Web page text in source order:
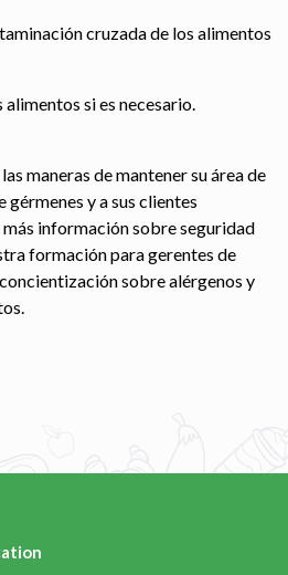
cruzada de los alimentos
si es necesario.
maneras de mantener su área de
y a sus clientes
información sobre seguridad
formación para gerentes de
sobre alérgenos y